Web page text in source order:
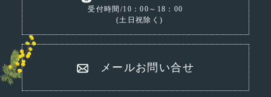
受付時間/10：00～18：00
(土日祝除く)
メールお問い合せ